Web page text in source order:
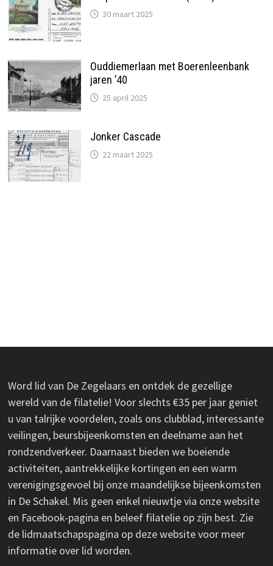
30 maart 2025
Ouddiemerlaan met Boerenleenbank
jaren ’40
25 april 2025
Jonker Cascade
22 maart 2025
Word lid van De Zegelaars en ontdek de gezellige
wereld van de filatelie! Voor slechts €35 per jaar geniet
u van talrijke voordelen, zoals ons clubblad, interessante
veilingen, beursbijeenkomsten en deelname aan het
rondzendverkeer. Daarnaast bieden we boeiende
activiteiten, aantrekkelijke kortingen en een warm
verenigingsgevoel bij onze maandelijkse bijeenkomsten
in De Schakel. Mis geen enkel nieuwtje via onze website
en Facebook-pagina en beleef filatelie op zijn best. Zie
de lidmaatschapspagina op deze website voor meer
informatie over lid worden.